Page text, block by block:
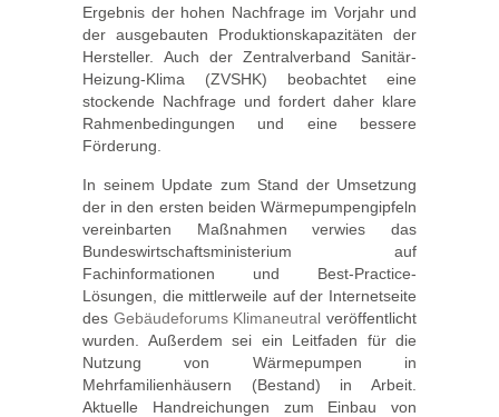
Ergebnis der hohen Nachfrage im Vorjahr und
der ausgebauten Produktionskapazitäten der
Hersteller. Auch der Zentralverband Sanitär-
Heizung-Klima (ZVSHK) beobachtet eine
stockende Nachfrage und fordert daher klare
Rahmenbedingungen und eine bessere
Förderung.
In seinem Update zum Stand der Umsetzung
der in den ersten beiden Wärmepumpengipfeln
vereinbarten Maßnahmen verwies das
Bundeswirtschaftsministerium auf
Fachinformationen und Best-Practice-
Lösungen, die mittlerweile auf der Internetseite
des Gebäudeforums Klimaneutral veröffentlicht
wurden. Außerdem sei ein Leitfaden für die
Nutzung von Wärmepumpen in
Mehrfamilienhäusern (Bestand) in Arbeit.
Aktuelle Handreichungen zum Einbau von